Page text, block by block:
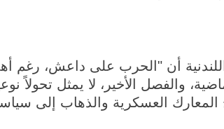
أن "الحرب على داعش، رغم
والفصل الأخير، لا يمثل تحولاً
المعارك العسكرية والذهاب إلى